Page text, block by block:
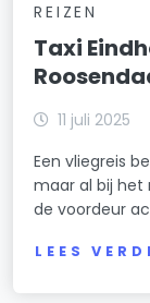
REIZEN
Taxi
11 juli 2025
Een vliegreis
maar al bij
de voordeur
LEES